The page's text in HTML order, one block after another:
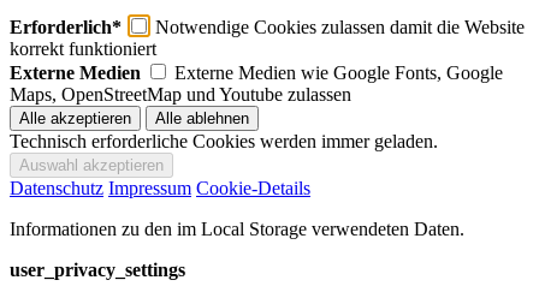
Erforderlich*
Notwendige Cookies zulassen damit die Website
korrekt funktioniert
Externe Medien
Externe Medien wie Google Fonts, Google
Maps, OpenStreetMap und Youtube zulassen
Technisch erforderliche Cookies werden immer geladen.
Datenschutz Impressum Cookie-Details
Informationen zu den im Local Storage verwendeten Daten.
user_privacy_settings